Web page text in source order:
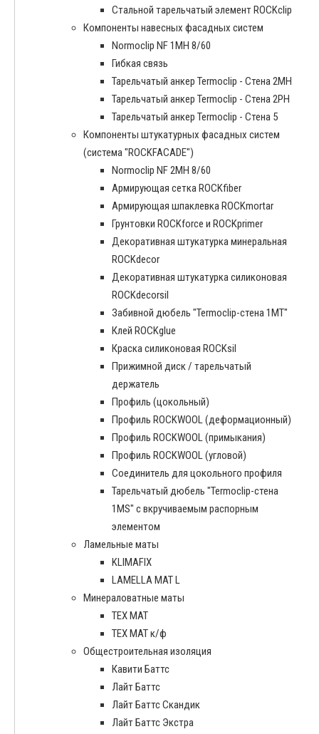
Стальной тарельчатый элемент ROCKclip
Компоненты навесных фасадных систем
Normoclip NF 1MH 8/60
Гибкая связь
Тарельчатый анкер Termoclip - Стена 2MH
Тарельчатый анкер Termoclip - Стена 2PH
Тарельчатый анкер Termoclip - Стена 5
Компоненты штукатурных фасадных систем
(система "ROCKFACADE")
Normoclip NF 2MH 8/60
Армирующая сетка ROCKfiber
Армирующая шпаклевка ROCKmortar
Грунтовки ROCKforce и ROCKprimer
Декоративная штукатурка минеральная
ROCKdecor
Декоративная штукатурка силиконовая
ROCKdecorsil
Забивной дюбель "Termoclip-стена 1MT"
Клей ROCKglue
Краска силиконовая ROCKsil
Прижимной диск / тарельчатый
держатель
Профиль (цокольный)
Профиль ROCKWOOL (деформационный)
Профиль ROCKWOOL (примыкания)
Профиль ROCKWOOL (угловой)
Соединитель для цокольного профиля
Тарельчатый дюбель "Termoclip-стена
1MS" с вкручиваемым распорным
элементом
Ламельные маты
KLIMAFIX
LAMELLA MAT L
Минераловатные маты
ТЕХ МАТ
ТЕХ МАТ к/ф
Общестроительная изоляция
Кавити Баттс
Лайт Баттс
Лайт Баттс Скандик
Лайт Баттс Экстра